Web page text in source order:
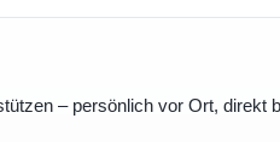
– persönlich vor Ort, direkt